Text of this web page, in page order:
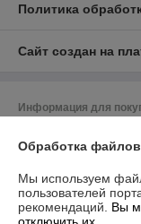
Политика
Сайт создан на
Информация для
ответственностью
197
Регистрационный
Обработка
Мы используем
пользователей
рекомендаций. Вы